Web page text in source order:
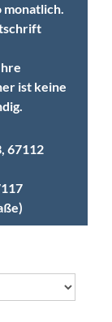
monatlich.
ist keine
67112